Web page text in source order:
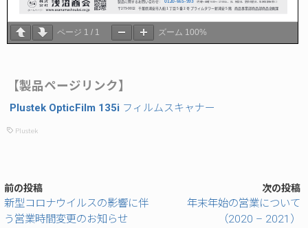
ページ 1 / 1 ズーム 100%
【製品ページリンク】
Plustek OpticFilm 135i フィルムスキャナー
Plustek
前の投稿
新型コロナウイルスの影響に伴
う営業時間変更のお知らせ
次の投稿
年末年始の営業について
（2020 – 2021）